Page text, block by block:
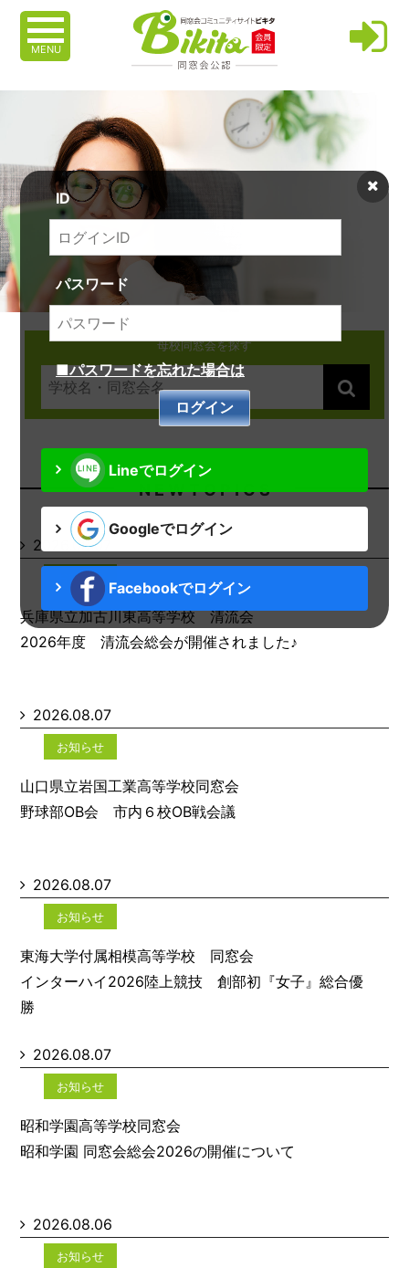
MENU
ID
パスワード
■パスワードを忘れた場合は
Lineでログイン
Googleでログイン
Facebookでログイン
母校同窓会を探す
N E W T O P I C S
2026.08.07
お知らせ
兵庫県立加古川東高等学校 清流会
2026年度 清流会総会が開催されました♪
2026.08.07
お知らせ
山口県立岩国工業高等学校同窓会
野球部OB会 市内６校OB戦会議
2026.08.07
お知らせ
東海大学付属相模高等学校 同窓会
インターハイ2026陸上競技 創部初『女子』総合優
勝
2026.08.07
お知らせ
昭和学園高等学校同窓会
昭和学園 同窓会総会2026の開催について
2026.08.06
お知らせ